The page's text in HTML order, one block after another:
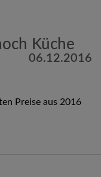
Küche
06.12.2016
Preise aus 2016